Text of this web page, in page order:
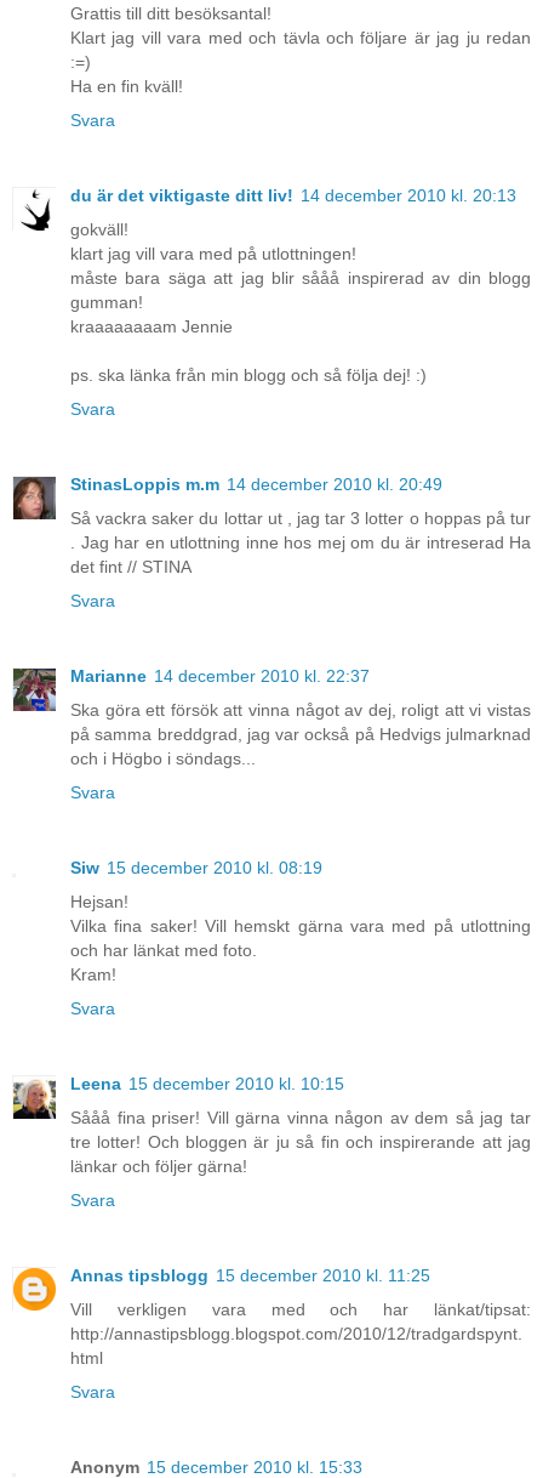
Grattis till ditt besöksantal!
Klart jag vill vara med och tävla och följare är jag ju redan
:=)
Ha en fin kväll!
Svara
du är det viktigaste ditt liv! 14 december 2010 kl. 20:13
gokväll!
klart jag vill vara med på utlottningen!
måste bara säga att jag blir sååå inspirerad av din blogg
gumman!
kraaaaaaaam Jennie
ps. ska länka från min blogg och så följa dej! :)
Svara
StinasLoppis m.m 14 december 2010 kl. 20:49
Så vackra saker du lottar ut , jag tar 3 lotter o hoppas på tur
. Jag har en utlottning inne hos mej om du är intreserad Ha
det fint // STINA
Svara
Marianne 14 december 2010 kl. 22:37
Ska göra ett försök att vinna något av dej, roligt att vi vistas
på samma breddgrad, jag var också på Hedvigs julmarknad
och i Högbo i söndags...
Svara
Siw 15 december 2010 kl. 08:19
Hejsan!
Vilka fina saker! Vill hemskt gärna vara med på utlottning
och har länkat med foto.
Kram!
Svara
Leena 15 december 2010 kl. 10:15
Sååå fina priser! Vill gärna vinna någon av dem så jag tar
tre lotter! Och bloggen är ju så fin och inspirerande att jag
länkar och följer gärna!
Svara
Annas tipsblogg 15 december 2010 kl. 11:25
Vill verkligen vara med och har länkat/tipsat:
http://annastipsblogg.blogspot.com/2010/12/tradgardspynt.
html
Svara
Anonym 15 december 2010 kl. 15:33